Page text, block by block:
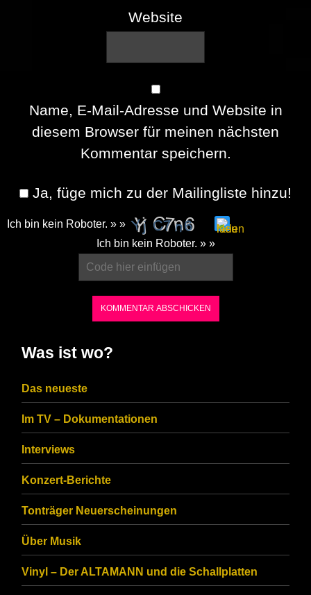
Website
Name, E-Mail-Adresse und Website in
diesem Browser für meinen nächsten
Kommentar speichern.
Ja, füge mich zu der Mailingliste hinzu!
Ich bin kein Roboter. » »
CAPTCHA
ensure
that
you
are
human.
Ich bin kein Roboter. » »
Was ist wo?
Das neueste
Im TV – Dokumentationen
Interviews
Konzert-Berichte
Tonträger Neuerscheinungen
Über Musik
Vinyl – Der ALTAMANN und die Schallplatten